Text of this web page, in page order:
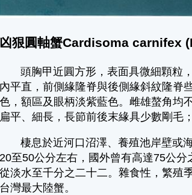
凶狠圓軸蟹Cardisoma carnifex
頭胸甲近圓方形，表面具微細顆粒
內平直，前側緣隆脊與後側緣斜紋隆脊
色，額區及眼柄淡紫藍色。雌雄螯角均
扁平、細長，長節前後末緣具少數剛毛
棲息於近河口沼澤、養殖池岸壁或
20至50公分左右，國外曾有高達75公
從淡水至千分之二十二。雜食性，繁殖
台灣最大陸蟹。